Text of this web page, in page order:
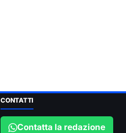
CONTATTI
Contatta la redazione